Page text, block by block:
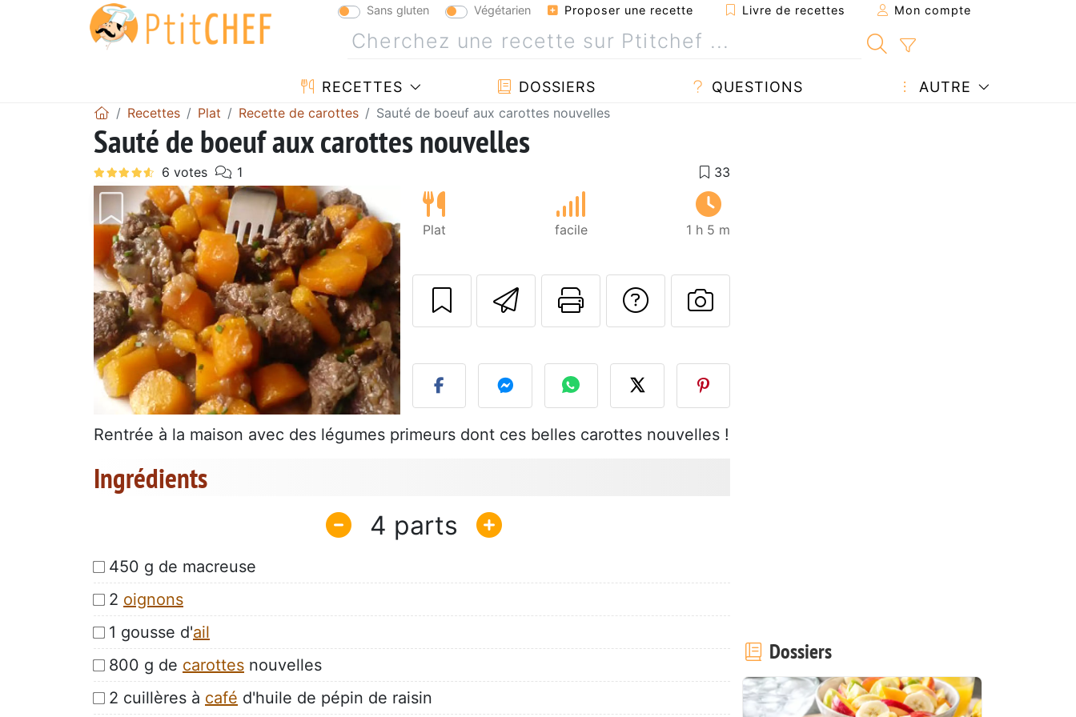
Sans gluten Végétarien Proposer une recette Livre de recettes Mon compte
RECETTES DOSSIERS QUESTIONS AUTRE
Recettes Plat Recette de carottes Sauté de boeuf aux carottes nouvelles
Sauté de boeuf aux carottes nouvelles
Plat facile 1 h 5 m
Envoyer cette recette à un ami
Imprimer cette page
Poser une question à l'auteur
Publier votre photo de cette
Rentrée à la maison avec des légumes primeurs dont ces belles carottes nouvelles !
Ingrédients
4
450 g de macreuse
2 oignons
1 gousse d'ail
800 g de carottes nouvelles
2 cuillères à café d'huile de pépin de raisin
Dossiers